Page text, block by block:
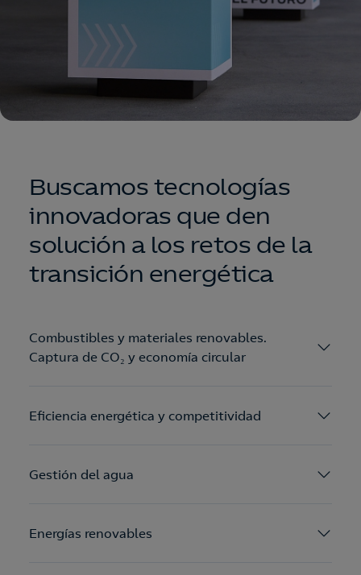
Buscamos tecnologías
innovadoras que den
solución a los retos de la
transición energética
Combustibles y materiales renovables.
Captura de CO₂ y economía circular
Eficiencia energética y competitividad
Gestión del agua
Energías renovables